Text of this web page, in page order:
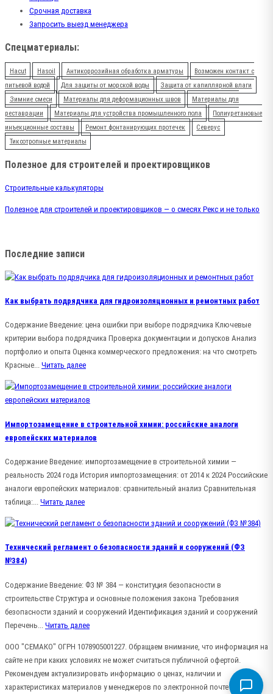
Срочная доставка
Запросить выезд менеджера
Спецматериалы:
Hacut Hasoil Антикоррозийная обработка арматуры
Возможен контакт с
питьевой водой
Для защиты от морской воды
Защита от капиллярной влаги
Зимние смеси
Материалы для деформационных швов
Материалы для
реставрации
Материалы для устройства промышленного пола
Полиуретановые
инъекционные составы
Ремонт фонтанирующих протечек
Северус
Тиксотропные материалы
Полезное для строителей и проектировщиков
Строительные калькуляторы
Полезное для строителей и проектировщиков — о смесях Рекс и не только
Последние записи
Как выбрать подрядчика для гидроизоляционных и ремонтных работ
Содержание Введение: цена ошибки при выборе подрядчика Ключевые
критерии выбора подрядчика Проверка документации и допусков Анализ
портфолио и опыта Оценка коммерческого предложения: на что смотреть
Красные... Читать далее
Импортозамещение в строительной химии: российские аналоги
европейских материалов
Содержание Введение: импортозамещение в строительной химии —
реальность 2024 года История импортозамещения: от 2014 к 2024 Российские
аналоги европейских материалов: сравнительный анализ Сравнительная
таблица:... Читать далее
Технический регламент о безопасности зданий и сооружений (ФЗ
№384)
Содержание Введение: ФЗ № 384 — конституция безопасности в
строительстве Структура и основные положения закона Требования
безопасности зданий и сооружений Идентификация зданий и сооружений
Перечень... Читать далее
ООО "СЕМАКО" ОГРН 1078905001227. Обращаем внимание, что информация на
сайте не при каких условиях не может считаться публичной офертой.
Рекомендуем актуализировать информацию о ценах, наличии и
характеристиках материалов у менеджеров по электронной почте